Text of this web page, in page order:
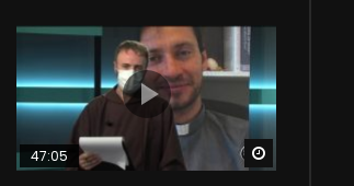
Watch Later
47:05